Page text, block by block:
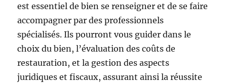
est essentiel de bien se renseigner et de se faire
accompagner par des professionnels
spécialisés. Ils pourront vous guider dans le
choix du bien, l’évaluation des coûts de
restauration, et la gestion des aspects
juridiques et fiscaux, assurant ainsi la réussite